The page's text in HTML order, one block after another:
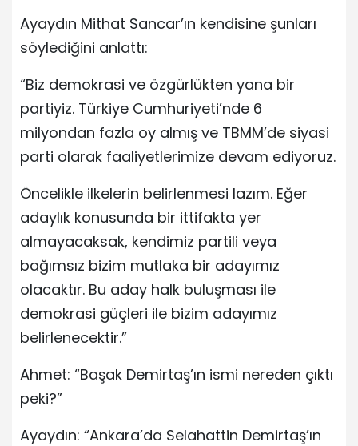
Ayaydın Mithat Sancar’ın kendisine şunları
söylediğini anlattı:
“Biz demokrasi ve özgürlükten yana bir
partiyiz. Türkiye Cumhuriyeti’nde 6
milyondan fazla oy almış ve TBMM’de siyasi
parti olarak faaliyetlerimize devam ediyoruz.
Öncelikle ilkelerin belirlenmesi lazım. Eğer
adaylık konusunda bir ittifakta yer
almayacaksak, kendimiz partili veya
bağımsız bizim mutlaka bir adayımız
olacaktır. Bu aday halk buluşması ile
demokrasi güçleri ile bizim adayımız
belirlenecektir.”
Ahmet: “Başak Demirtaş’ın ismi nereden çıktı
peki?”
Ayaydın: “Ankara’da Selahattin Demirtaş’ın